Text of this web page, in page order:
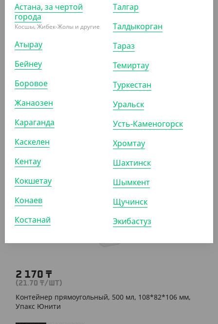
АРТ. 21003
1 680₸
Контейнер прямоугольный, 250 мл, 108*82*49 мм,
2 170 ₸
(21.70 ₸/ШТ)
Контейнер прямоугольный, 500 мл, 108*82*106 мм,
Упакс Юнити
Астана, за чертой
города
Косшы, Жибек-Жолы и другие
Атырау
Бейнеу
Боровое
Жанаозен
Караганда
Каскелен
Кентау
Кокшетау
Конаев
Костанай
Талгар
Талдыкорган
Тараз
Темиртау
Туркестан
Уральск
Усть-Каменогорск
Хромтау
Шахтинск
Шымкент
Щучинск
Экибастуз